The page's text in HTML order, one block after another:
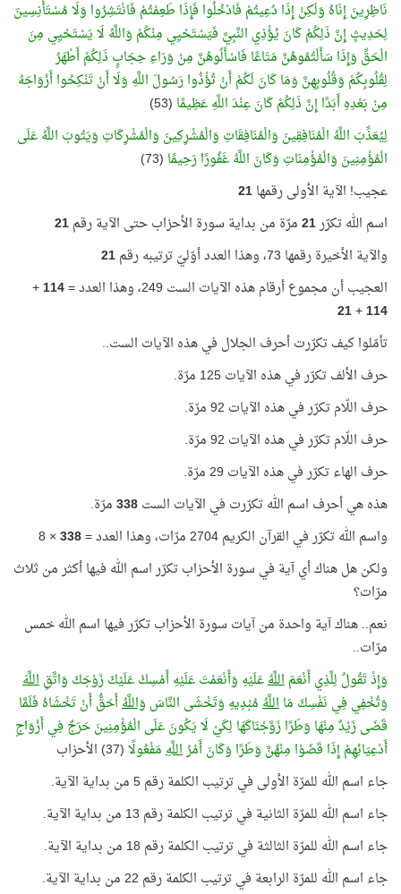
نَاظِرِينَ إِنَاهُ وَلَكِنْ إِذَا دُعِيتُمْ فَادْخُلُوا فَإِذَا طَعِمْتُمْ فَانْتَشِرُوا وَلَا مُسْتَأْنِسِينَ
لِحَدِيثٍ إِنَّ ذَلِكُمْ كَانَ يُؤْذِي النَّبِيَّ فَيَسْتَحْيِي مِنْكُمْ وَاللَّهُ لَا يَسْتَحْيِي مِنَ
الْحَقِّ وَإِذَا سَأَلْتُمُوهُنَّ مَتَاعًا فَاسْأَلُوهُنَّ مِنْ وَرَاءِ حِجَابٍ ذَلِكُمْ أَطْهَرُ
لِقُلُوبِكُمْ وَقُلُوبِهِنَّ وَمَا كَانَ لَكُمْ أَنْ تُؤْذُوا رَسُولَ اللَّهِ وَلَا أَنْ تَنْكِحُوا أَزْوَاجَهُ
مِنْ بَعْدِهِ أَبَدًا إِنَّ ذَلِكُمْ كَانَ عِنْدَ اللَّهِ عَظِيمًا (53)
لِيُعَذِّبَ اللَّهُ الْمُنَافِقِينَ وَالْمُنَافِقَاتِ وَالْمُشْرِكِينَ وَالْمُشْرِكَاتِ وَيَتُوبَ اللَّهُ عَلَى
الْمُؤْمِنِينَ وَالْمُؤْمِنَاتِ وَكَانَ اللَّهُ غَفُورًا رَحِيمًا (73)
عجيب! الآية الأولى رقمها21
اسم الله تكرّر21مرّة من بداية سورة الأحزاب حتى الآية رقم21
والآية الأخيرة رقمها 73، وهذا العدد أوّليّ ترتيبه رقم
21
العجيب أن مجموع أرقام هذه الآيات الست 249، وهذا العدد =
114
+
114
+
21
تأمّلوا كيف تكرّرت أحرف الجلال في هذه الآيات الست..
حرف الألف تكرّر في هذه الآيات 125 مرّة.
حرف اللّام تكرّر في هذه الآيات 92 مرّة.
حرف اللّام تكرّر في هذه الآيات 92 مرّة.
حرف الهاء تكرّر في هذه الآيات 29 مرّة.
هذه هي أحرف اسم الله تكرّرت في الآيات الست338مرّة.
واسم الله تكرّر في القرآن الكريم 2704 مرّات، وهذا العدد =
338
× 8
ولكن هل هناك أي آية في سورة الأحزاب تكرّر اسم الله فيها أكثر من ثلاث
مرّات؟
نعم.. هناك آية واحدة من آيات سورة الأحزاب تكرّر فيها اسم الله خمس
مرّات..
وَإِذْ تَقُولُ لِلَّذِي أَنْعَمَاللَّهُعَلَيْهِ وَأَنْعَمْتَ عَلَيْهِ أَمْسِكْ عَلَيْكَ زَوْجَكَ وَاتَّقِاللَّهَ
وَتُخْفِي فِي نَفْسِكَ مَااللَّهُمُبْدِيهِ وَتَخْشَى النَّاسَ وَاللَّهُأَحَقُّ أَنْ تَخْشَاهُ فَلَمَّا
قَضَى زَيْدٌ مِنْهَا وَطَرًا زَوَّجْنَاكَهَا لِكَيْ لَا يَكُونَ عَلَى الْمُؤْمِنِينَ حَرَجٌ فِي أَزْوَاجِ
أَدْعِيَائِهِمْ إِذَا قَضَوْا مِنْهُنَّ وَطَرًا وَكَانَ أَمْرُاللَّهِمَفْعُولًا(37) الأحزاب
جاء اسم الله للمرّة الأولى في ترتيب الكلمة رقم 5 من بداية الآية.
جاء اسم الله للمرّة الثانية في ترتيب الكلمة رقم 13 من بداية الآية.
جاء اسم الله للمرّة الثالثة في ترتيب الكلمة رقم 18 من بداية الآية.
جاء اسم الله للمرّة الرابعة في ترتيب الكلمة رقم 22 من بداية الآية.